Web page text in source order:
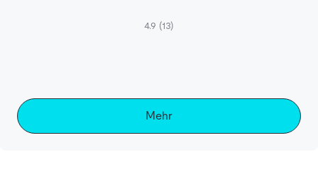
4.9 (13)
Mehr